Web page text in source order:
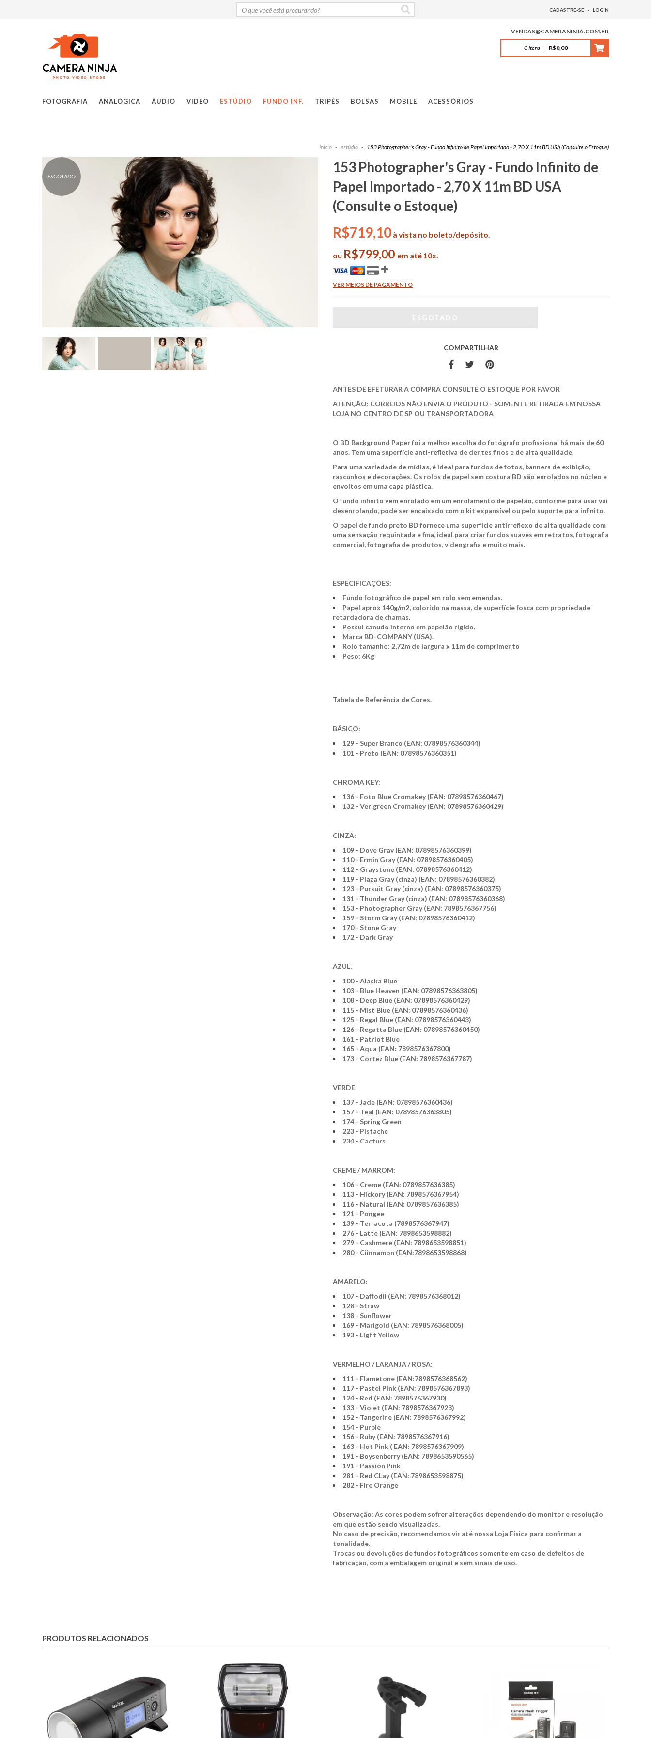
CADASTRE-SE - LOGIN
VENDAS@CAMERANINJA.COM.BR
0Itens | R$0,00
FOTOGRAFIA ANALÓGICA ÁUDIO VIDEO ESTÚDIO FUNDO INF. TRIPÉS BOLSAS MOBILE ACESSÓRIOS
Início - estúdio - 153 Photographer's Gray - Fundo Infinito de Papel Importado - 2,70 X 11m BD USA (Consulte o Estoque)
ESGOTADO
153 Photographer's Gray - Fundo Infinito de
Papel Importado - 2,70 X 11m BD USA
(Consulte o Estoque)
R$719,10 à vista no boleto/depósito.
ou R$799,00 em até 10x.
VER MEIOS DE PAGAMENTO
COMPARTILHAR
ANTES DE EFETURAR A COMPRA CONSULTE O ESTOQUE POR FAVOR
ATENÇÃO: CORREIOS NÃO ENVIA O PRODUTO - SOMENTE RETIRADA EM NOSSA
LOJA NO CENTRO DE SP OU TRANSPORTADORA
O BD Background Paper foi a melhor escolha do fotógrafo profissional há mais de 60
anos. Tem uma superfície anti-refletiva de dentes finos e de alta qualidade.
Para uma variedade de mídias, é ideal para fundos de fotos, banners de exibição,
rascunhos e decorações. Os rolos de papel sem costura BD são enrolados no núcleo e
envoltos em uma capa plástica.
O fundo infinito vem enrolado em um enrolamento de papelão, conforme para usar vai
desenrolando, pode ser encaixado com o kit expansível ou pelo suporte para infinito.
O papel de fundo preto BD fornece uma superfície antirreflexo de alta qualidade com
uma sensação requintada e fina, ideal para criar fundos suaves em retratos, fotografia
comercial, fotografia de produtos, videografia e muito mais.
ESPECIFICAÇÕES:
Fundo fotográfico de papel em rolo sem emendas.
Papel aprox 140g/m2, colorido na massa, de superfície fosca com propriedade
retardadora de chamas.
Possui canudo interno em papelão rígido.
Marca BD-COMPANY (USA).
Rolo tamanho: 2,72m de largura x 11m de comprimento
Peso: 6Kg
Tabela de Referência de Cores.
BÁSICO:
129 - Super Branco (EAN: 07898576360344)
101 - Preto (EAN: 07898576360351)
CHROMA KEY:
136 - Foto Blue Cromakey (EAN: 07898576360467)
132 - Verigreen Cromakey (EAN: 07898576360429)
CINZA:
109 - Dove Gray (EAN: 07898576360399)
110 - Ermin Gray (EAN: 07898576360405)
112 - Graystone (EAN: 07898576360412)
119 - Plaza Gray (cinza) (EAN: 07898576360382)
123 - Pursuit Gray (cinza) (EAN: 07898576360375)
131 - Thunder Gray (cinza) (EAN: 07898576360368)
153 - Photographer Gray (EAN: 7898576367756)
159 - Storm Gray (EAN: 07898576360412)
170 - Stone Gray
172 - Dark Gray
AZUL:
100 - Alaska Blue
103 - Blue Heaven (EAN: 07898576363805)
108 - Deep Blue (EAN: 07898576360429)
115 - Mist Blue (EAN: 07898576360436)
125 - Regal Blue (EAN: 07898576360443)
126 - Regatta Blue (EAN: 07898576360450)
161 - Patriot Blue
165 - Aqua (EAN: 7898576367800)
173 - Cortez Blue (EAN: 7898576367787)
VERDE:
137 - Jade (EAN: 07898576360436)
157 - Teal (EAN: 07898576363805)
174 - Spring Green
223 - Pistache
234 - Cacturs
CREME / MARROM:
106 - Creme (EAN: 0789857636385)
113 - Hickory (EAN: 7898576367954)
116 - Natural (EAN: 0789857636385)
121 - Pongee
139 - Terracota (7898576367947)
276 - Latte (EAN: 7898653598882)
279 - Cashmere (EAN: 7898653598851)
280 - Ciinnamon (EAN:7898653598868)
AMARELO:
107 - Daffodil (EAN: 7898576368012)
128 - Straw
138 - Sunflower
169 - Marigold (EAN: 7898576368005)
193 - Light Yellow
VERMELHO / LARANJA / ROSA:
111 - Flametone (EAN:7898576368562)
117 - Pastel Pink (EAN: 7898576367893)
124 - Red (EAN: 7898576367930)
133 - Violet (EAN: 7898576367923)
152 - Tangerine (EAN: 7898576367992)
154 - Purple
156 - Ruby (EAN: 7898576367916)
163 - Hot Pink ( EAN: 7898576367909)
191 - Boysenberry (EAN: 7898653590565)
191 - Passion Pink
281 - Red CLay (EAN: 7898653598875)
282 - Fire Orange
Observação: As cores podem sofrer alterações dependendo do monitor e resolução
em que estão sendo visualizadas.
No caso de precisão, recomendamos vir até nossa Loja Física para confirmar a
tonalidade.
Trocas ou devoluções de fundos fotográficos somente em caso de defeitos de
fabricação, com a embalagem original e sem sinais de uso.
PRODUTOS RELACIONADOS